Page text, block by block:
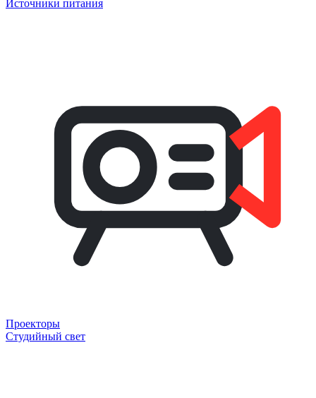
Источники питания
Проекторы
Студийный свет